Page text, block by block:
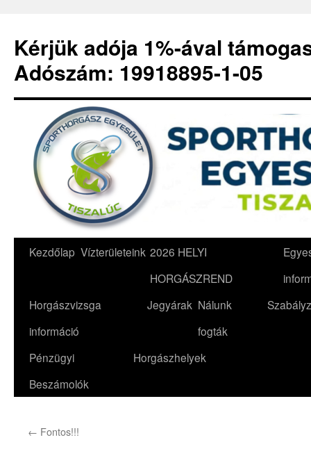
Kérjük adója 1%-ával
Adószám: 19918895-1-05
Kilépés
tartalomba
Kezdőlap Vízterületeink 2026 HELYI
HORGÁSZREND
Horgászvizsga
információ
Jegyárak Nálunk
fogták
Pénzügyi
Beszámolók
Horgászhelyek
← Fontos!!!